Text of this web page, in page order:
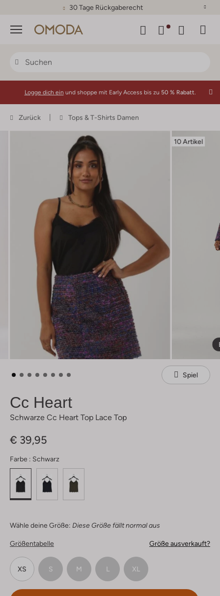
30 Tage Rückgaberecht
Menü
Logge dich ein und shoppe mit Early Access bis zu 50 % Rabatt.
Zurück Tops & T-Shirts Damen
10 Artikel
Spiel
Cc Heart
Schwarze Cc Heart Top Lace Top
€ 39,95
Farbe : Schwarz
Wähle deine Größe: Diese Größe fällt normal aus
Größentabelle Größe ausverkauft?
XS S M L XL